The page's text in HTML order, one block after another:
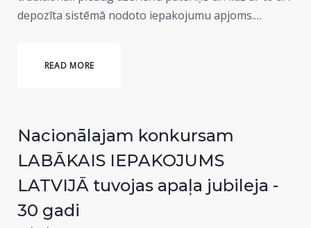
depozīta sistēmā nodoto iepakojumu apjoms.…
READ MORE
Nacionālajam konkursam
LABĀKAIS IEPAKOJUMS
LATVIJĀ tuvojas apaļa jubileja -
30 gadi